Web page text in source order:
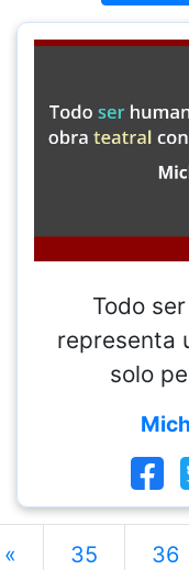
Todo
representa
solo
« 35 36